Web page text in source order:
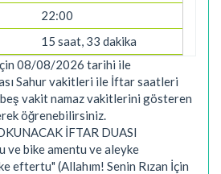
22:00
15 saat, 33 dakika
08/08/2026 tarihi ile
Sahur vakitleri ile İftar saatleri
vakit namaz vakitlerini gösteren
öğrenebilirsiniz.
İFTAR DUASI
ve bike amentu ve aleyke
eftertu" (Allahım! Senin Rızan İçin